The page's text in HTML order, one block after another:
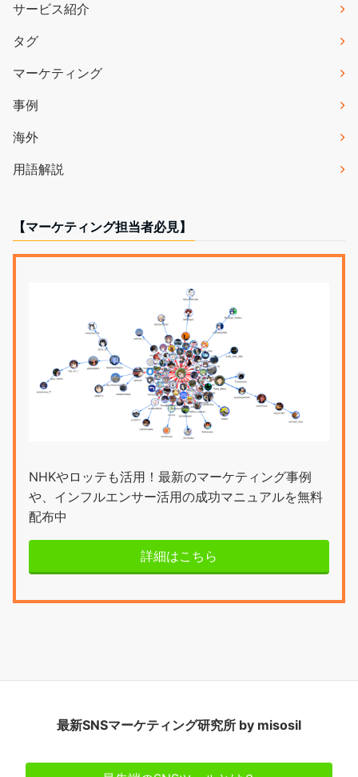
サービス紹介
タグ
マーケティング
事例
海外
用語解説
【マーケティング担当者必見】
NHKやロッテも活用！最新のマーケティング事例
や、インフルエンサー活用の成功マニュアルを無料
配布中
詳細はこちら
最新SNSマーケティング研究所 by misosil